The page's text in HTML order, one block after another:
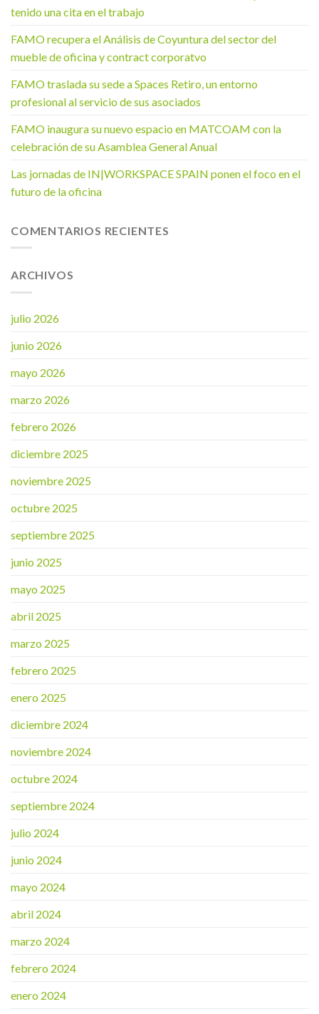
tenido una cita en el trabajo
FAMO recupera el Análisis de Coyuntura del sector del
mueble de oficina y contract corporatvo
FAMO traslada su sede a Spaces Retiro, un entorno
profesional al servicio de sus asociados
FAMO inaugura su nuevo espacio en MATCOAM con la
celebración de su Asamblea General Anual
Las jornadas de IN|WORKSPACE SPAIN ponen el foco en el
futuro de la oficina
COMENTARIOS RECIENTES
ARCHIVOS
julio 2026
junio 2026
mayo 2026
marzo 2026
febrero 2026
diciembre 2025
noviembre 2025
octubre 2025
septiembre 2025
junio 2025
mayo 2025
abril 2025
marzo 2025
febrero 2025
enero 2025
diciembre 2024
noviembre 2024
octubre 2024
septiembre 2024
julio 2024
junio 2024
mayo 2024
abril 2024
marzo 2024
febrero 2024
enero 2024